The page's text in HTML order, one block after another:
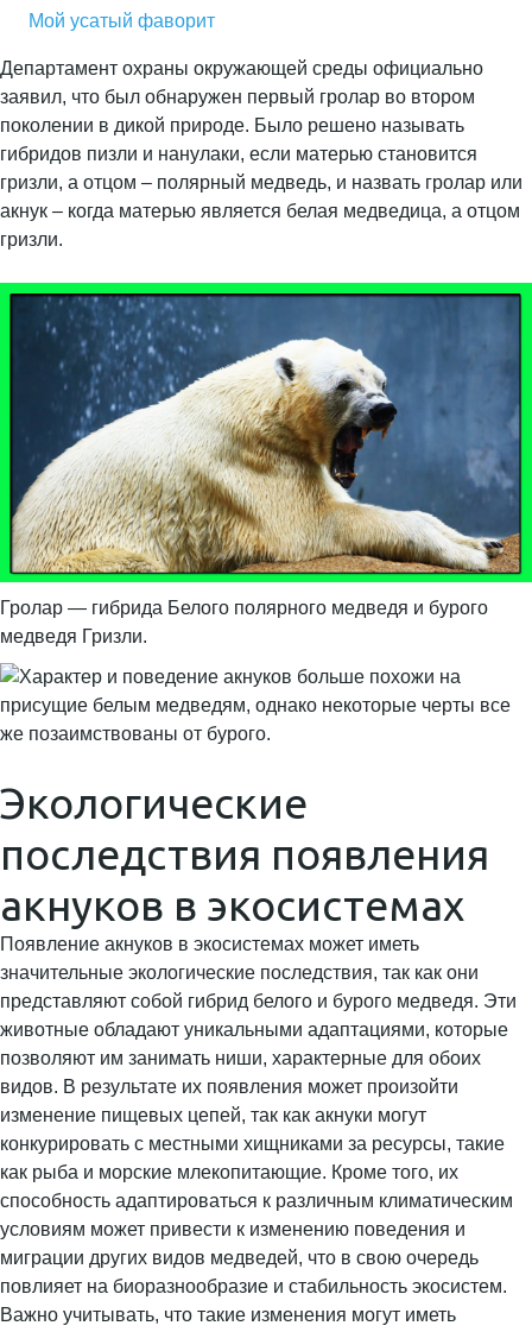
Мой усатый фаворит
Департамент охраны окружающей среды официально
заявил, что был обнаружен первый гролар во втором
поколении в дикой природе. Было решено называть
гибридов пизли и нанулаки, если матерью становится
гризли, а отцом – полярный медведь, и назвать гролар или
акнук – когда матерью является белая медведица, а отцом
гризли.
Гролар — гибрида Белого полярного медведя и бурого
медведя Гризли.
Экологические
последствия появления
акнуков в экосистемах
Появление акнуков в экосистемах может иметь
значительные экологические последствия, так как они
представляют собой гибрид белого и бурого медведя. Эти
животные обладают уникальными адаптациями, которые
позволяют им занимать ниши, характерные для обоих
видов. В результате их появления может произойти
изменение пищевых цепей, так как акнуки могут
конкурировать с местными хищниками за ресурсы, такие
как рыба и морские млекопитающие. Кроме того, их
способность адаптироваться к различным климатическим
условиям может привести к изменению поведения и
миграции других видов медведей, что в свою очередь
повлияет на биоразнообразие и стабильность экосистем.
Важно учитывать, что такие изменения могут иметь